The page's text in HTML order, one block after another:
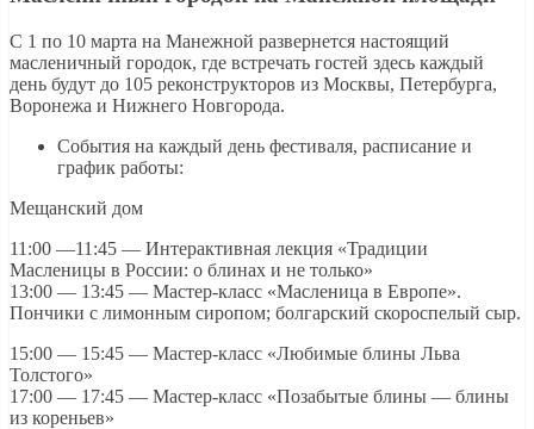
С 1 по 10 марта на Манежной развернется настоящий
масленичный городок, где встречать гостей здесь каждый
день будут до 105 реконструкторов из Москвы, Петербурга,
Воронежа и Нижнего Новгорода.
События на каждый день фестиваля, расписание и
график работы:
Мещанский дом
11:00 —11:45 — Интерактивная лекция «Традиции
Масленицы в России: о блинах и не только»
13:00 — 13:45 — Мастер-класс «Масленица в Европе».
Пончики с лимонным сиропом; болгарский скороспелый сыр.
15:00 — 15:45 — Мастер-класс «Любимые блины Льва
Толстого»
17:00 — 17:45 — Мастер-класс «Позабытые блины — блины
из кореньев»